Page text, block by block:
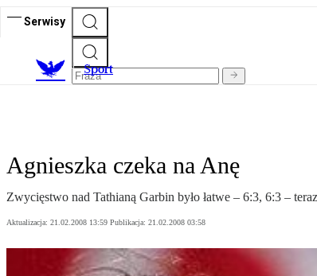
Serwisy
Sport
Agnieszka czeka na Anę
Zwycięstwo nad Tathianą Garbin było łatwe – 6:3, 6:3 –
Aktualizacja: 21.02.2008 13:59 Publikacja: 21.02.2008 03:58